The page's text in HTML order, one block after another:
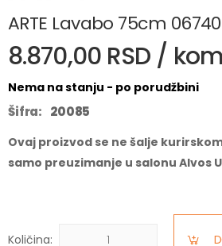
ARTE Lavabo 75cm
8.870,00 RSD / kom
Nema na stanju - po porudžbini
Šifra: 20085
Ovaj proizvod se ne šalje
samo preuzimanje u salonu Alvos
Količina: